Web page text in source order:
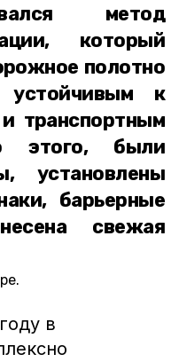
метод
который
полотно
к
транспортным
этого, были
установлены
барьерные
свежая
в